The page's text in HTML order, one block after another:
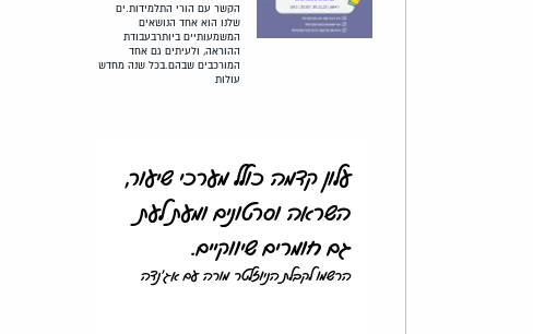
הקשר עם הורי התלמידות.ים
שלנו הוא אחד הנושאים
המשמעותיים ביותרבעבודת
ההוראה, ולעיתים גם אחד
המורכבים שבהם.בכל שנה מחדש
עולות
עלון קדמה כולל מערכי שיעור,
השראה וסרטונים ומעת לעת
גם חומרים שיווקיים.
הרשמו לקבלת הניוזלטר מורה עם אג'נדה